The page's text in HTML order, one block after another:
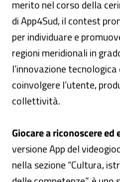
merito nel corso della
di App4Sud, il contest
per individuare e
regioni meridionali in
l’innovazione
coinvolgere l’utente,
collettività.
Giocare a riconoscere ed
versione App del
nella sezione “Cultura,